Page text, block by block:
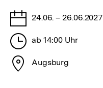
Tage
24.06. – 26.06.2027
Stunden
ab 14:00 Uhr
Stadt
Augsburg